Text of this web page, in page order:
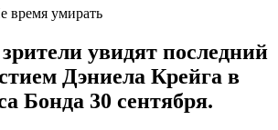
время умирать
увидят последний
Дэниела Крейга в
Бонда 30 сентября.